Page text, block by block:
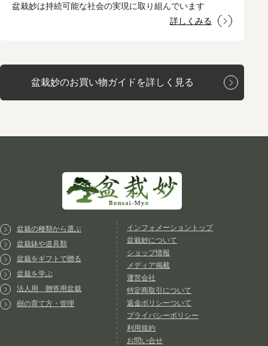
盆栽妙は持続可能な社会の実現に取り組んでいます
詳しくみる
盆栽妙のお買い物ガイドを詳しく見る
盆栽の種類から選ぶ
盆栽鉢や道具類
盆栽をギフトで贈る
盆栽を学ぶ
法人用 贈答用盆栽
樹の育て方・管理
インフォメーショントップ
盆栽妙について
ショップ情報
メディア掲載
運営会社
特定商取引について
返金ポリシーついて
プライバシーポリシー
利用規約
お問い合せ